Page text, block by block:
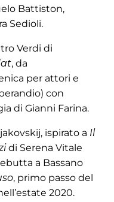
Battiston,
Sedioli.
Verdi di
, da
per attori e
con
di Gianni Farina.
ispirato a Il
di Serena Vitale
a Bassano
, primo passo del
2020.